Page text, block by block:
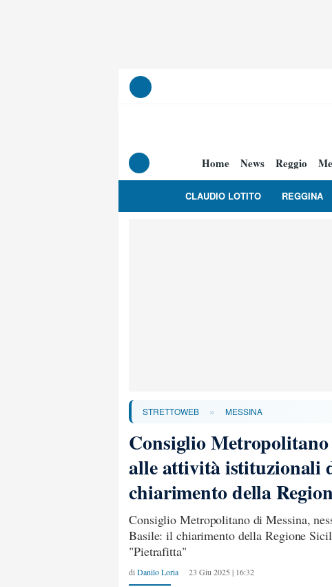
Home News Reggio
CLAUDIO LOTITO REGGINA
STRETTOWEB » MESSINA
Consiglio Metropolitano
alle attività istituzionali
chiarimento della
Consiglio Metropolitano di Messina,
Basile: il chiarimento della Regione
"Pietrafitta"
di Danilo Loria 23 Giu 2025 | 16:32